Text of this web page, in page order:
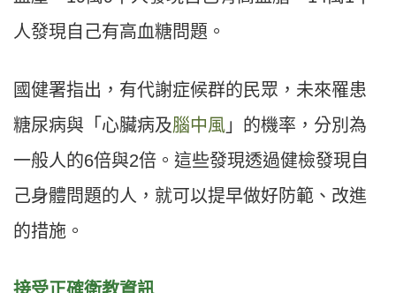
人發現自己有高血糖問題。
國健署指出，有代謝症候群的民眾，未來罹患
糖尿病與「心臟病及腦中風 」的機率，分別為
一般人的6倍與2倍。這些發現透過健檢發現自
己身體問題的人，就可以提早做好防範、改進
的措施。